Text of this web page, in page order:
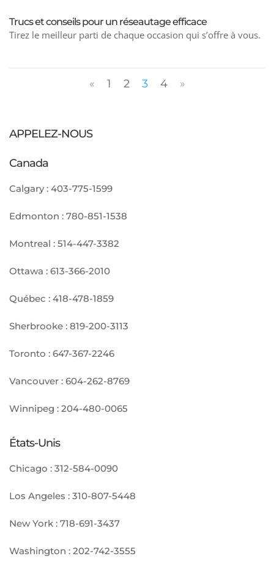
Trucs et conseils pour un réseautage efficace
Tirez le meilleur parti de chaque occasion qui s’offre à vous.
« 1 2 3 4 »
APPELEZ-NOUS
Canada
Calgary : 403-775-1599
Edmonton : 780-851-1538
Montreal : 514-447-3382
Ottawa : 613-366-2010
Québec : 418-478-1859
Sherbrooke : 819-200-3113
Toronto : 647-367-2246
Vancouver : 604-262-8769
Winnipeg : 204-480-0065
États-Unis
Chicago : 312-584-0090
Los Angeles : 310-807-5448
New York : 718-691-3437
Washington : 202-742-3555